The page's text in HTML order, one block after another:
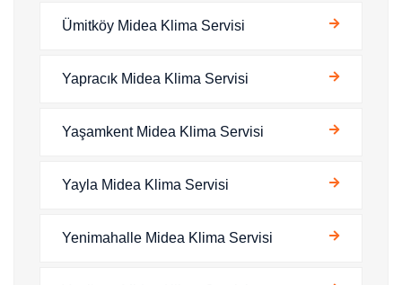
Ümitköy Midea Klima Servisi
Yapracık Midea Klima Servisi
Yaşamkent Midea Klima Servisi
Yayla Midea Klima Servisi
Yenimahalle Midea Klima Servisi